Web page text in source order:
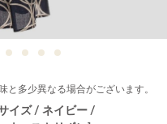
多少異なる場合がございます。
イズ / ネイビー /